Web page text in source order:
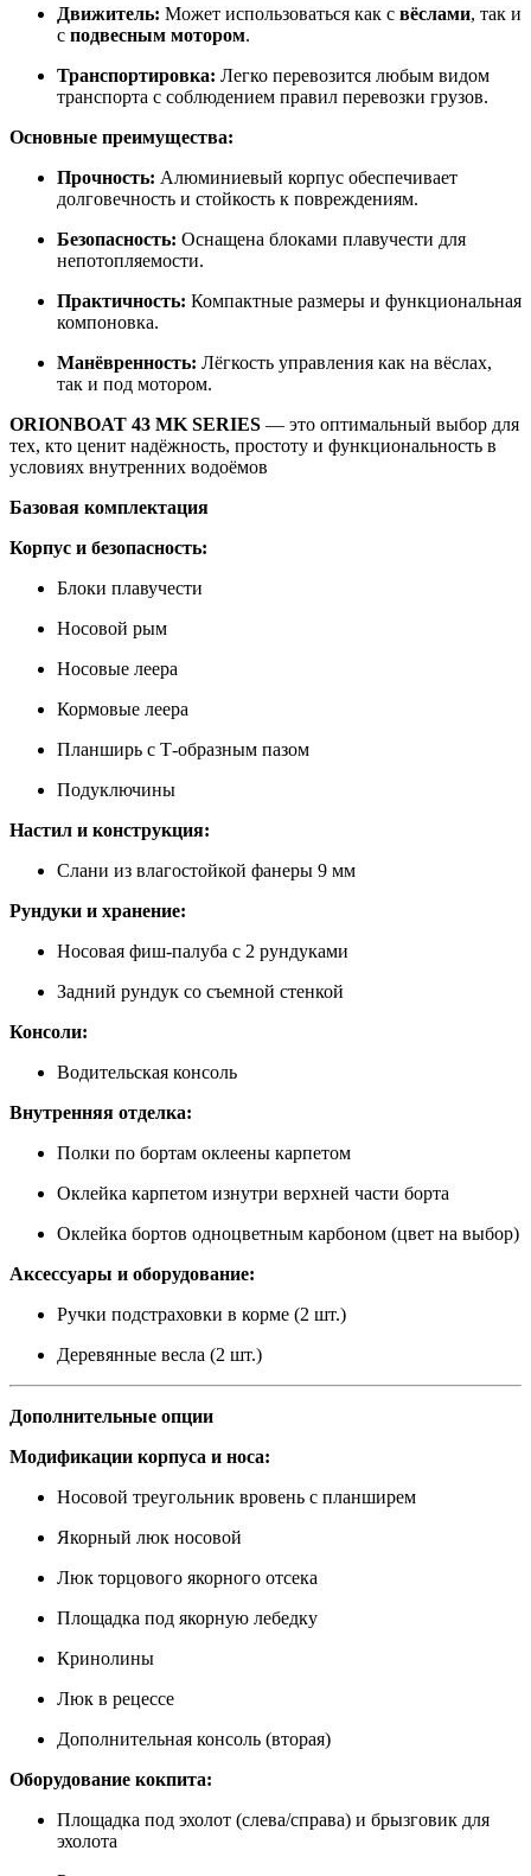
Движитель: Может использоваться как с вёслами, так и
с подвесным мотором.
Транспортировка: Легко перевозится любым видом
транспорта с соблюдением правил перевозки грузов.
Основные преимущества:
Прочность: Алюминиевый корпус обеспечивает
долговечность и стойкость к повреждениям.
Безопасность: Оснащена блоками плавучести для
непотопляемости.
Практичность: Компактные размеры и функциональная
компоновка.
Манёвренность: Лёгкость управления как на вёслах,
так и под мотором.
ORIONBOAT 43 MK SERIES — это оптимальный выбор для
тех, кто ценит надёжность, простоту и функциональность в
условиях внутренних водоёмов
Базовая комплектация
Корпус и безопасность:
Блоки плавучести
Носовой рым
Носовые леера
Кормовые леера
Планширь с Т-образным пазом
Подуключины
Настил и конструкция:
Слани из влагостойкой фанеры 9 мм
Рундуки и хранение:
Носовая фиш-палуба с 2 рундуками
Задний рундук со съемной стенкой
Консоли:
Водительская консоль
Внутренняя отделка:
Полки по бортам оклеены карпетом
Оклейка карпетом изнутри верхней части борта
Оклейка бортов одноцветным карбоном (цвет на выбор)
Аксессуары и оборудование:
Ручки подстраховки в корме (2 шт.)
Деревянные весла (2 шт.)
Дополнительные опции
Модификации корпуса и носа:
Носовой треугольник вровень с планширем
Якорный люк носовой
Люк торцового якорного отсека
Площадка под якорную лебедку
Кринолины
Люк в рецессе
Дополнительная консоль (вторая)
Оборудование кокпита:
Площадка под эхолот (слева/справа) и брызговик для
эхолота